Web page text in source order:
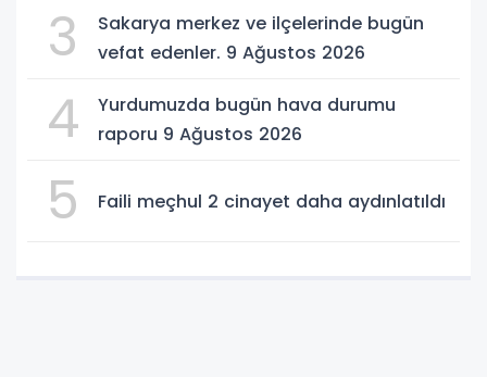
3
Sakarya merkez ve ilçelerinde bugün
vefat edenler. 9 Ağustos 2026
4
Yurdumuzda bugün hava durumu
raporu 9 Ağustos 2026
5 Faili meçhul 2 cinayet daha aydınlatıldı